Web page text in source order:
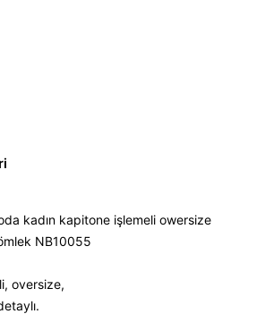
kadın kapitone işlemeli owersize
NB10055
oversize,